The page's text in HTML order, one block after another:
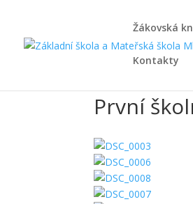
Žákovská
Kontakty
První